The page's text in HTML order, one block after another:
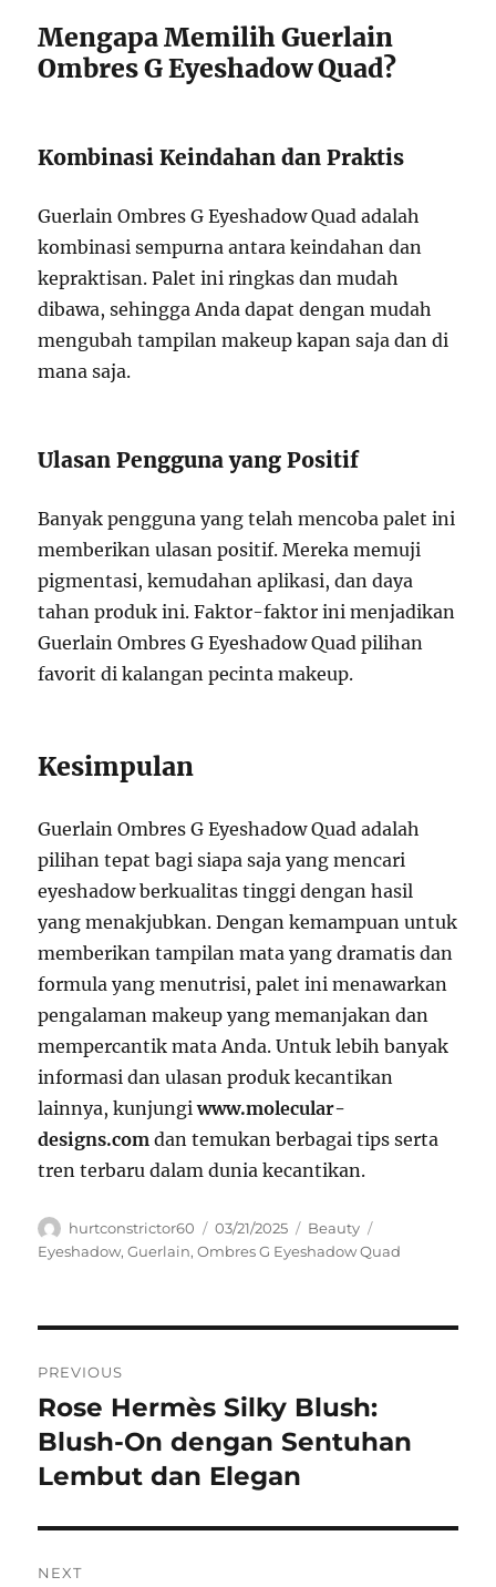
Mengapa Memilih Guerlain
Ombres G Eyeshadow Quad?
Kombinasi Keindahan dan Praktis
Guerlain Ombres G Eyeshadow Quad adalah
kombinasi sempurna antara keindahan dan
kepraktisan. Palet ini ringkas dan mudah
dibawa, sehingga Anda dapat dengan mudah
mengubah tampilan makeup kapan saja dan di
mana saja.
Ulasan Pengguna yang Positif
Banyak pengguna yang telah mencoba palet ini
memberikan ulasan positif. Mereka memuji
pigmentasi, kemudahan aplikasi, dan daya
tahan produk ini. Faktor-faktor ini menjadikan
Guerlain Ombres G Eyeshadow Quad pilihan
favorit di kalangan pecinta makeup.
Kesimpulan
Guerlain Ombres G Eyeshadow Quad adalah
pilihan tepat bagi siapa saja yang mencari
eyeshadow berkualitas tinggi dengan hasil
yang menakjubkan. Dengan kemampuan untuk
memberikan tampilan mata yang dramatis dan
formula yang menutrisi, palet ini menawarkan
pengalaman makeup yang memanjakan dan
mempercantik mata Anda. Untuk lebih banyak
informasi dan ulasan produk kecantikan
lainnya, kunjungiwww.molecular-
designs.com dan temukan berbagai tips serta
tren terbaru dalam dunia kecantikan.
Author
hurtconstrictor60
Posted
on
03/21/2025 Categories
Beauty
Eyeshadow,Guerlain,Ombres G Eyeshadow Quad
pos
PREVIOUS
Previous
post:
Rose Hermès Silky Blush:
Blush-On dengan Sentuhan
Lembut dan Elegan
NEXT